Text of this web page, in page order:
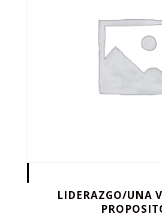
LIDERAZGO/UNA